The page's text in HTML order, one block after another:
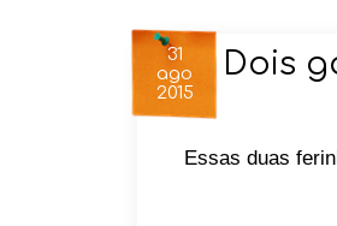
31
ago
2015
Dois
Essas duas